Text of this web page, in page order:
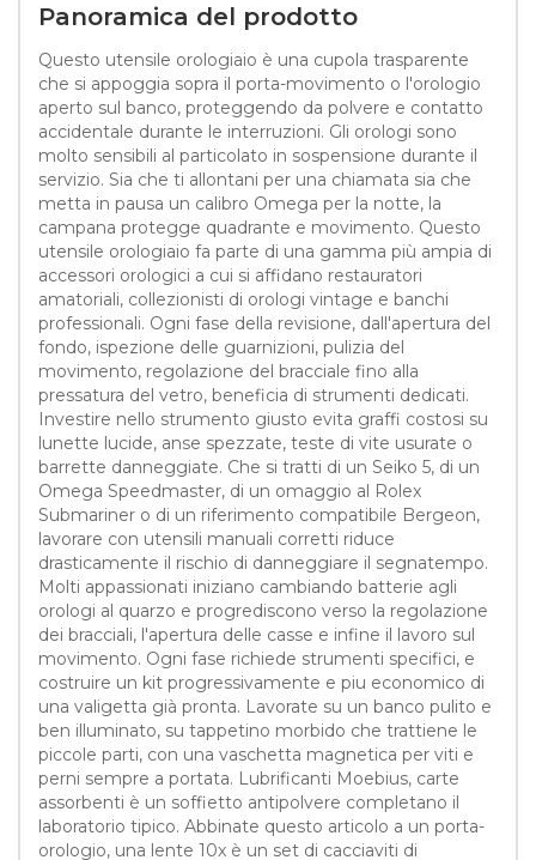
Panoramica del prodotto
Questo utensile orologiaio è una cupola trasparente
che si appoggia sopra il porta-movimento o l'orologio
aperto sul banco, proteggendo da polvere e contatto
accidentale durante le interruzioni. Gli orologi sono
molto sensibili al particolato in sospensione durante il
servizio. Sia che ti allontani per una chiamata sia che
metta in pausa un calibro Omega per la notte, la
campana protegge quadrante e movimento. Questo
utensile orologiaio fa parte di una gamma più ampia di
accessori orologici a cui si affidano restauratori
amatoriali, collezionisti di orologi vintage e banchi
professionali. Ogni fase della revisione, dall'apertura del
fondo, ispezione delle guarnizioni, pulizia del
movimento, regolazione del bracciale fino alla
pressatura del vetro, beneficia di strumenti dedicati.
Investire nello strumento giusto evita graffi costosi su
lunette lucide, anse spezzate, teste di vite usurate o
barrette danneggiate. Che si tratti di un Seiko 5, di un
Omega Speedmaster, di un omaggio al Rolex
Submariner o di un riferimento compatibile Bergeon,
lavorare con utensili manuali corretti riduce
drasticamente il rischio di danneggiare il segnatempo.
Molti appassionati iniziano cambiando batterie agli
orologi al quarzo e progrediscono verso la regolazione
dei bracciali, l'apertura delle casse e infine il lavoro sul
movimento. Ogni fase richiede strumenti specifici, e
costruire un kit progressivamente e piu economico di
una valigetta già pronta. Lavorate su un banco pulito e
ben illuminato, su tappetino morbido che trattiene le
piccole parti, con una vaschetta magnetica per viti e
perni sempre a portata. Lubrificanti Moebius, carte
assorbenti è un soffietto antipolvere completano il
laboratorio tipico. Abbinate questo articolo a un porta-
orologio, una lente 10x è un set di cacciaviti di